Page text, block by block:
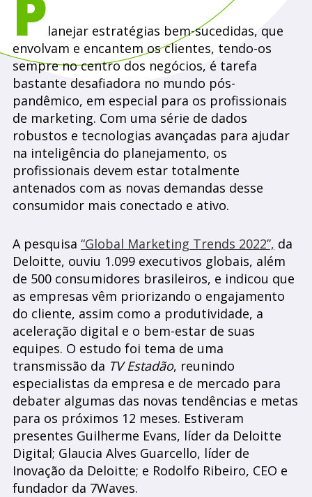
lanejar estratégias bem-sucedidas, que
envolvam e encantem os clientes, tendo-os
sempre no centro dos negócios, é tarefa
bastante desafiadora no mundo pós-
pandêmico, em especial para os profissionais
de marketing. Com uma série de dados
robustos e tecnologias avançadas para ajudar
na inteligência do planejamento, os
profissionais devem estar totalmente
antenados com as novas demandas desse
consumidor mais conectado e ativo.
A pesquisa “Global Marketing Trends 2022”, da
Deloitte, ouviu 1.099 executivos globais, além
de 500 consumidores brasileiros, e indicou que
as empresas vêm priorizando o engajamento
do cliente, assim como a produtividade, a
aceleração digital e o bem-estar de suas
equipes. O estudo foi tema de uma
transmissão da TV Estadão, reunindo
especialistas da empresa e de mercado para
debater algumas das novas tendências e metas
para os próximos 12 meses. Estiveram
presentes Guilherme Evans, líder da Deloitte
Digital; Glaucia Alves Guarcello, líder de
Inovação da Deloitte; e Rodolfo Ribeiro, CEO e
fundador da 7Waves.